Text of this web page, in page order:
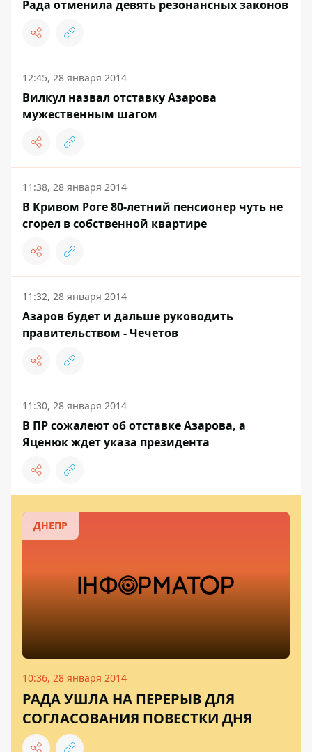
Рада отменила девять резонансных законов
12:45, 28 января 2014
Вилкул назвал отставку Азарова
мужественным шагом
11:38, 28 января 2014
В Кривом Роге 80-летний пенсионер чуть не
сгорел в собственной квартире
11:32, 28 января 2014
Азаров будет и дальше руководить
правительством - Чечетов
11:30, 28 января 2014
В ПР сожалеют об отставке Азарова, а
Яценюк ждет указа президента
ДНЕПР
10:36, 28 января 2014
РАДА УШЛА НА ПЕРЕРЫВ ДЛЯ
СОГЛАСОВАНИЯ ПОВЕСТКИ ДНЯ